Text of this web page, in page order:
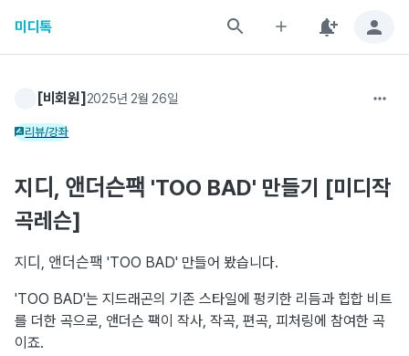
미디톡
[비회원]2025년 2월 26일
리뷰/강좌
지디, 앤더슨팩 'TOO BAD' 만들기 [미디작
곡레슨]
지디, 앤더슨팩 'TOO BAD' 만들어 봤습니다.
'TOO BAD'는 지드래곤의 기존 스타일에 펑키한 리듬과 힙합 비트
를 더한 곡으로, 앤더슨 팩이 작사, 작곡, 편곡, 피처링에 참여한 곡
이죠.